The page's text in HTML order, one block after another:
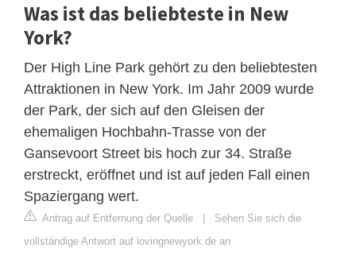
Was ist das beliebteste in New
York?
Der High Line Park gehört zu den beliebtesten
Attraktionen in New York. Im Jahr 2009 wurde
der Park, der sich auf den Gleisen der
ehemaligen Hochbahn-Trasse von der
Gansevoort Street bis hoch zur 34. Straße
erstreckt, eröffnet und ist auf jeden Fall einen
Spaziergang wert.
Antrag auf Entfernung der Quelle
Sehen Sie sich die
vollständige Antwort auf lovingnewyork.de an